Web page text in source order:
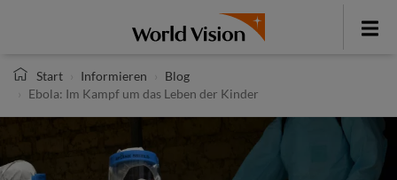
Toggle
Start
Informieren
Blog
Ebola: Im Kampf um das Leben der Kinder